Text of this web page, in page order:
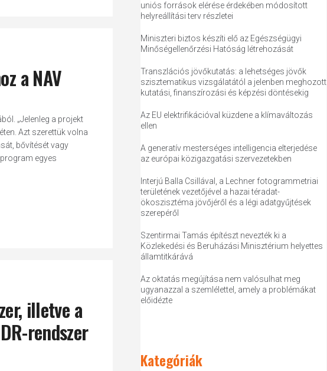
a NAV
„Jelenleg a projekt
Azt szerettük volna
bővítését vagy
egyes
illetve a
rendszer
uniós források elérése érdekében módosított
helyreállítási terv részletei
Miniszteri biztos készíti elő az Egészségügyi
Minőségellenőrzési Hatóság létrehozását
Transzlációs jövőkutatás: a lehetséges jövők
szisztematikus vizsgálatától a jelenben meghozott
kutatási, finanszírozási és képzési döntésekig
Az EU elektrifikációval küzdene a klímaváltozás
ellen
A generatív mesterséges intelligencia elterjedése
az európai közigazgatási szervezetekben
Interjú Balla Csillával, a Lechner fotogrammetriai
területének vezetőjével a hazai téradat-
ökoszisztéma jövőjéről és a légi adatgyűjtések
szerepéről
Szentirmai Tamás építészt nevezték ki a
Közlekedési és Beruházási Minisztérium helyettes
államtitkárává
Az oktatás megújítása nem valósulhat meg
ugyanazzal a szemlélettel, amely a problémákat
előidézte
Kategóriák